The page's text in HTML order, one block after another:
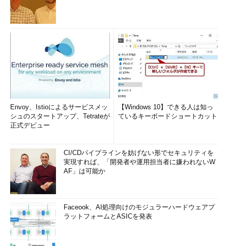
Envoy、Istioによるサービスメッ
シュのスタートアップ、Tetrateが
正式デビュー
【Windows 10】できる人は知っ
ているキーボードショートカット
CI/CDパイプラインを妨げない形でセキュリティを
実現すれば、「開発者や運用担当者に嫌われないW
AF」は可能か
Faceook、AI処理向けのモジュラーハードウェアプ
ラットフォームとASICを発表